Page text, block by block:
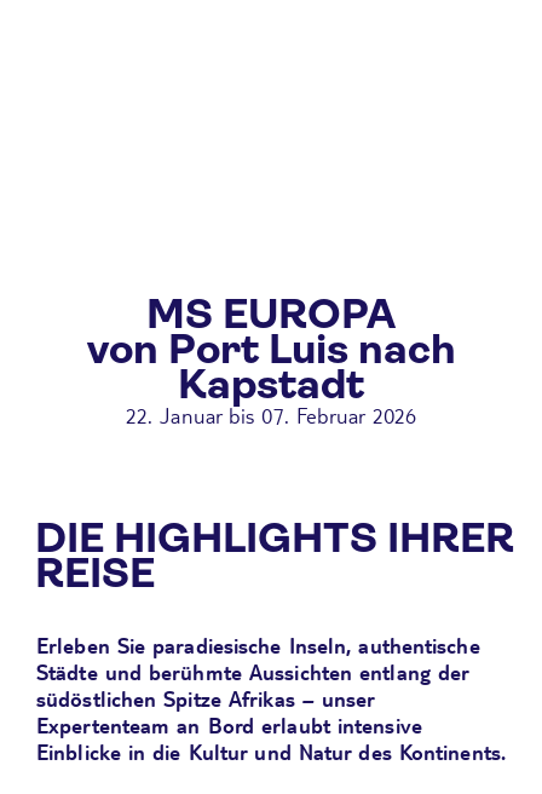
MS EUROPA
von Port Luis nach
Kapstadt
22. Januar bis 07. Februar 2026
DIE HIGHLIGHTS IHRER
REISE
Erleben Sie paradiesische Inseln, authentische
Städte und berühmte Aussichten entlang der
südöstlichen Spitze Afrikas – unser
Expertenteam an Bord erlaubt intensive
Einblicke in die Kultur und Natur des Kontinents.